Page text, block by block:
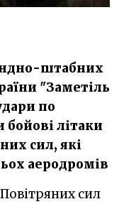
штабних
"Заметіль
по
літаки
сил, які
аеродромів